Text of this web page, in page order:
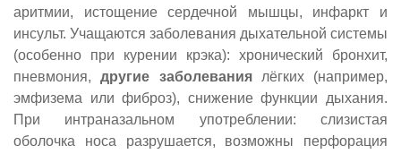
аритмии, истощение сердечной мышцы, инфаркт и
инсульт. Учащаются заболевания дыхательной системы
(особенно при курении крэка): хронический бронхит,
пневмония,другие заболеваниялёгких (например,
эмфизема или фиброз), снижение функции дыхания.
При интраназальном употреблении: слизистая
оболочка носа разрушается, возможны перфорация